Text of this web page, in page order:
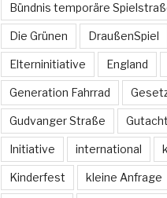
Bündnis temporäre
Die Grünen DraußenSpiel
Elterninitiative England
Generation Fahrrad
Gudvanger Straße
Initiative international
Kinderfest kleine Anfrage